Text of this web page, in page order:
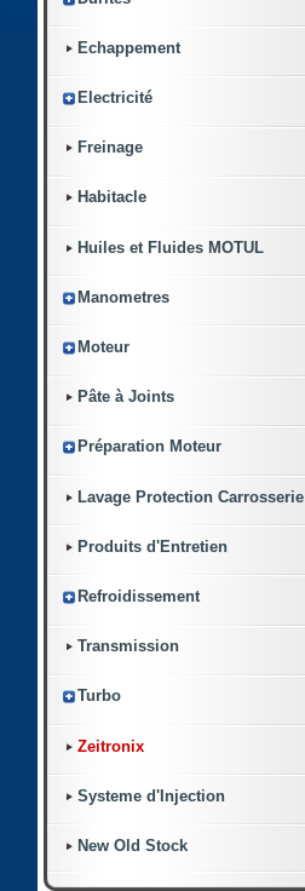
Echappement
Electricité
Freinage
Habitacle
Huiles et Fluides MOTUL
Manometres
Moteur
Pâte à Joints
Préparation Moteur
Lavage Protection Carrosserie
Produits d'Entretien
Refroidissement
Transmission
Turbo
Zeitronix
Systeme d'Injection
New Old Stock